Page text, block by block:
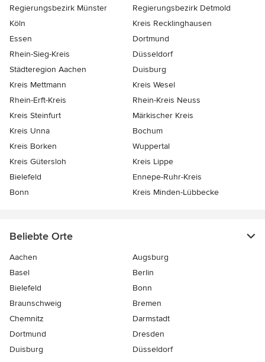
Regierungsbezirk Münster
Regierungsbezirk Detmold
Köln
Kreis Recklinghausen
Essen
Dortmund
Rhein-Sieg-Kreis
Düsseldorf
Städteregion Aachen
Duisburg
Kreis Mettmann
Kreis Wesel
Rhein-Erft-Kreis
Rhein-Kreis Neuss
Kreis Steinfurt
Märkischer Kreis
Kreis Unna
Bochum
Kreis Borken
Wuppertal
Kreis Gütersloh
Kreis Lippe
Bielefeld
Ennepe-Ruhr-Kreis
Bonn
Kreis Minden-Lübbecke
Beliebte Orte
Aachen
Augsburg
Basel
Berlin
Bielefeld
Bonn
Braunschweig
Bremen
Chemnitz
Darmstadt
Dortmund
Dresden
Duisburg
Düsseldorf